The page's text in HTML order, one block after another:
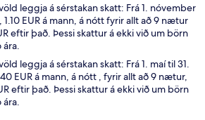
leggja á sérstakan skatt: Frá 1. nóvember
1.10 EUR á mann, á nótt fyrir allt að 9 nætur
eftir það. Þessi skattur á ekki við um börn
ára.
leggja á sérstakan skatt: Frá 1. maí til 31.
EUR á mann, á nótt , fyrir allt að 9 nætur,
eftir það. Þessi skattur á ekki við um börn
ára.